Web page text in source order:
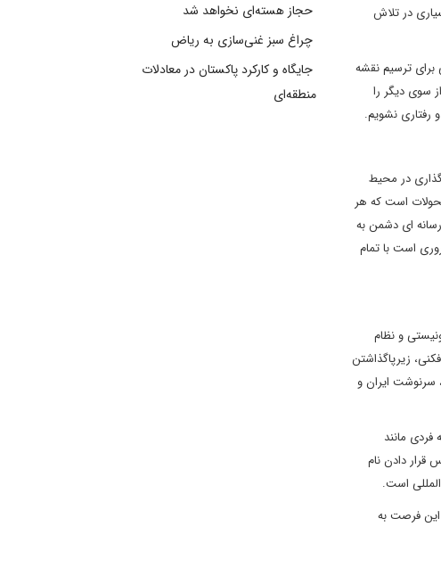
در تلاش
برای ترسیم نقشه
سوی دیگر را
رفتاری نشویم.
در محیط
است که هر
رسانه ای دشمن به
است با تمام
و نظام
زیرپاگذاشتن
سرنوشت ایران و
مانند
دادن نام
است.
این فرصت به
حجاز هسته‌ای نخواهد شد
چراغ سبز غنی‌سازی به ریاض
جایگاه و کارکرد پاکستان در معادلات
منطقه‌ای